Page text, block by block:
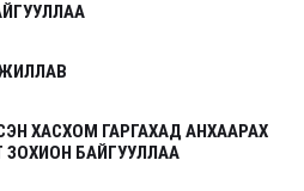
ХАСХОМ ГАРГАХАД АНХААРАХ
ЗОХИОН БАЙГУУЛЛАА